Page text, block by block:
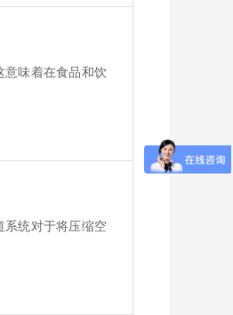
味着在食品和饮
统对于将压缩空